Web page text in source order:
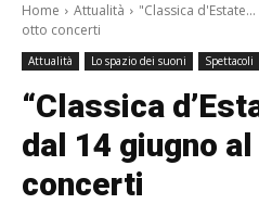
Home Attualità
"Classica
otto concerti
Attualità Lo spazio dei suoni Spettacoli
“Classica
dal 14 giugno
concerti